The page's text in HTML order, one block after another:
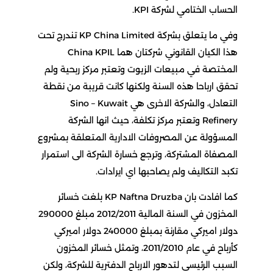
الحساب الختامي لشركة KPI.
وفي ما يتعلق بشركة KP China Limited تندرج تحت
هذا الكيان القانوني شركتان هما China KPIL
المختصة في مبيعات الزيوت وتعتبر مركز ربحية ولم
تحقق ارباحا هذه السنة ولكنها كانت قريبة من نقطة
التعادل، والشركة الاخرى هي Sino – Kuwait
Refinery وتعتبر مركز تكلفة، حيث انها الشركة
المسؤولة عن المصروفات الادارية المتعلقة بمشروع
المصفاة المشتركة، وترجع خسارة الشركة الى استمرار
تكبد التكاليف ولم يصاحبها اي ايرادات.
كما افادت بان KP Naftna Druzba بلغت خسائر
المخزون في السنة المالية 2012/2011 مبلغ 290000
دولار اميركي مقارنة بمبلغ 240000 دولار اميركي
كأرباح في عام 2011/2010، وتمثل خسائر المخزون
السبب الرئيسي لتدهور الارباح الدفترية للشركة، ولكن